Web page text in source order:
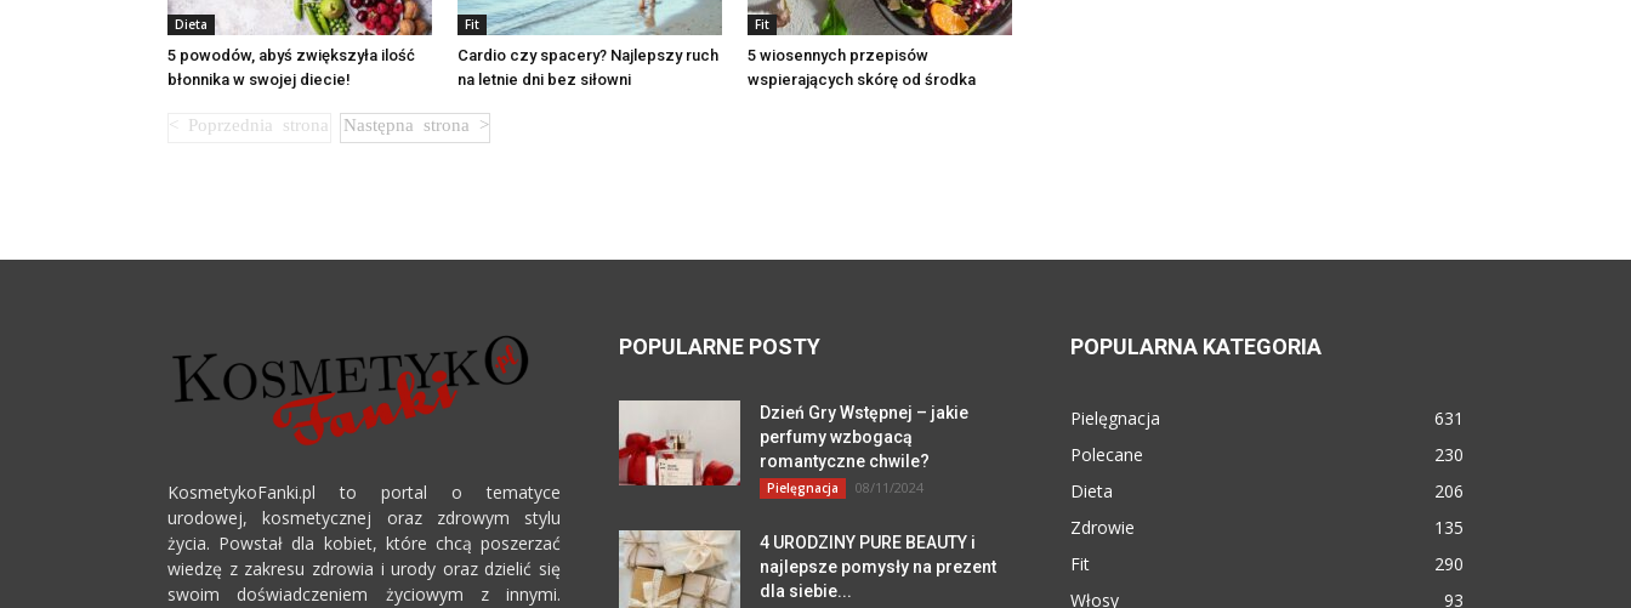
Dieta
5 powodów, abyś zwiększyła ilość
błonnika w swojej diecie!
Fit
Cardio czy spacery? Najlepszy ruch
na letnie dni bez siłowni
Fit
5 wiosennych przepisów
wspierających skórę od środka
KosmetykoFanki.pl to portal o tematyce
urodowej, kosmetycznej oraz zdrowym stylu
życia. Powstał dla kobiet, które chcą poszerzać
wiedzę z zakresu zdrowia i urody oraz dzielić się
swoim doświadczeniem życiowym z innymi.
POPULARNE POSTY
Dzień Gry Wstępnej – jakie
perfumy wzbogacą
romantyczne chwile?
Pielęgnacja 08/11/2024
4 URODZINY PURE BEAUTY i
najlepsze pomysły na prezent
dla siebie...
POPULARNA KATEGORIA
Pielęgnacja
631
Polecane
230
Dieta
206
Zdrowie
135
Fit
290
Włosy
93